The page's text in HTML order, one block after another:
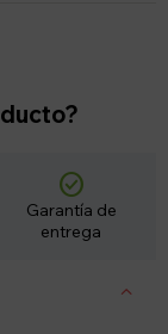
check_circle
Garantía de
entrega